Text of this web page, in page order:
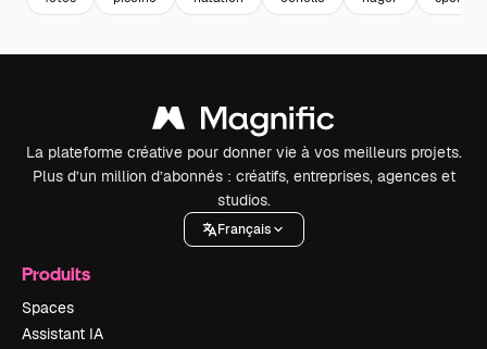
La plateforme créative pour donner vie à vos meilleurs projets.
Plus d’un million d’abonnés : créatifs, entreprises, agences et
studios.
Français
Produits
Spaces
Assistant IA